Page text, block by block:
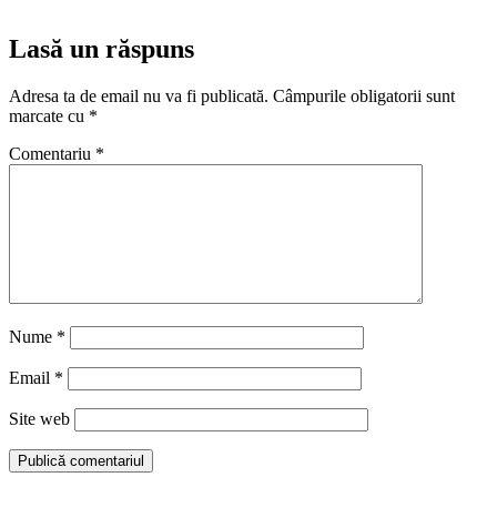
Lasă un răspuns
Adresa ta de email nu va fi publicată. Câmpurile obligatorii sunt
marcate cu *
Comentariu *
Nume *
Email *
Site web